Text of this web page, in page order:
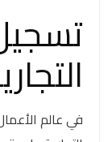
في عالم